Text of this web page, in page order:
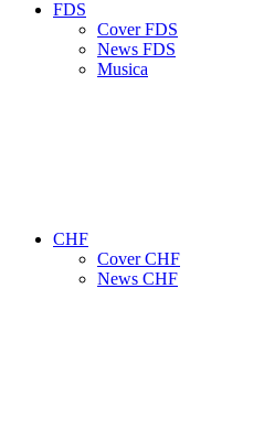
FDS
Cover FDS
News FDS
Musica
CHF
Cover CHF
News CHF